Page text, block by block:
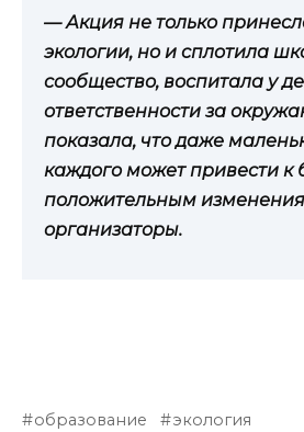
— Акция не только
экологии, но и сплотила
сообщество, воспитала у
ответственности за
показала, что даже
каждого может привести
положительным
организаторы.
образование экология